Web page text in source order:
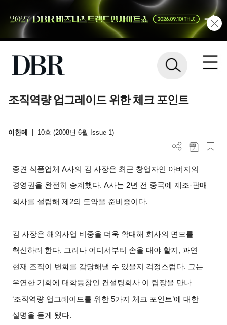
조직역량 업그레이드 위한 체크 포인트
이한메 10호 (2008년 6월 Issue 1)
중견 식품업체 A사의 김 사장은 최근 창업자인 아버지의
경영권을 완전히 승계했다. A사는 2년 전 중국에 제조·판매
회사를 설립해 제2의 도약을 준비중이다.
김 사장은 해외사업 비중을 더욱 확대해 회사의 면모를
혁신하려 한다. 그러나 어디서부터 손을 대야 할지, 과연
현재 조직이 변화를 감당해낼 수 있을지 걱정스럽다. 그는
우연한 기회에 대학동창인 컨설팅회사 이 팀장을 만나
‘조직역량 업그레이드를 위한 5가지 체크 포인트’에 대한
설명을 듣게 됐다.